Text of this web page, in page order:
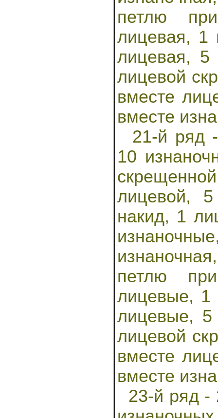
петлю
лицевая, 1
лицевая, 5
лицевой
вместе
вместе
21-й ряд -
10
лицевой,
накид, 1
петлю
лицевые, 1
лицевые, 5
лицевой
вместе
вместе
23-й ряд -